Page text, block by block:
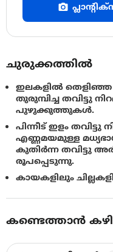
ചുരുക്കത്തിൽ
ഇലകളില്‍ തെളിഞ്ഞ
തുരുമ്പിച്ച തവിട്ടു
പുഴുക്കുത്തുകള്‍.
പിന്നീട് ഇളം
എണ്ണമയമുള്ള
കുതിര്‍ന്ന തവിട്ടു
രൂപപ്പെടുന്നു.
കായകളിലും
കണ്ടെത്താൻ